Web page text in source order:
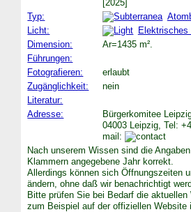
[2025]
Typ:
Licht:
Elektrisches
Dimension:
Ar=1435 m².
Führungen:
Fotografieren:
erlaubt
Zugänglichkeit:
nein
Literatur:
Adresse:
Bürgerkomitee
04003 Leipzig, Tel:
mail:
Nach unserem Wissen sind die
Klammern angegebene Jahr korrekt.
Allerdings können sich Öffnungszeiten
ändern, ohne daß wir benachrichtigt
Bitte prüfen Sie bei Bedarf die aktuellen
zum Beispiel auf der offiziellen Website